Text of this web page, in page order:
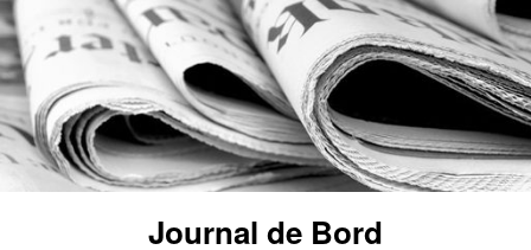
Journal de Bord